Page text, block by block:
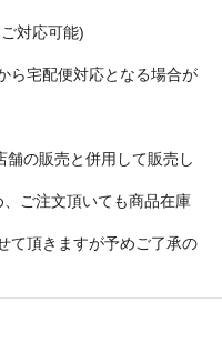
対応可能)
ら宅配便対応となる場合が
の販売と併用して販売し
ご注文頂いても商品在庫
て頂きますが予めご了承の